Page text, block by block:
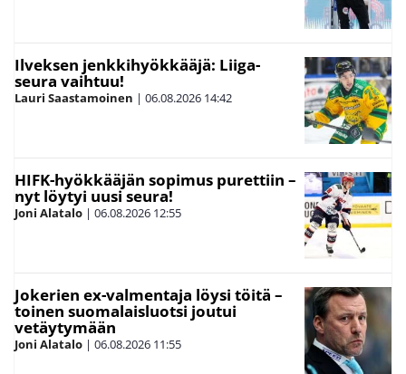
Ilveksen jenkkihyökkääjä: Liiga-
seura vaihtuu!
Lauri Saastamoinen | 06.08.2026 14:42
HIFK-hyökkääjän sopimus purettiin –
nyt löytyi uusi seura!
Joni Alatalo | 06.08.2026 12:55
Jokerien ex-valmentaja löysi töitä –
toinen suomalaisluotsi joutui
vetäytymään
Joni Alatalo | 06.08.2026 11:55